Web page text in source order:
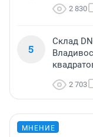
2 830
5
Склад
2 703
МНЕНИЕ